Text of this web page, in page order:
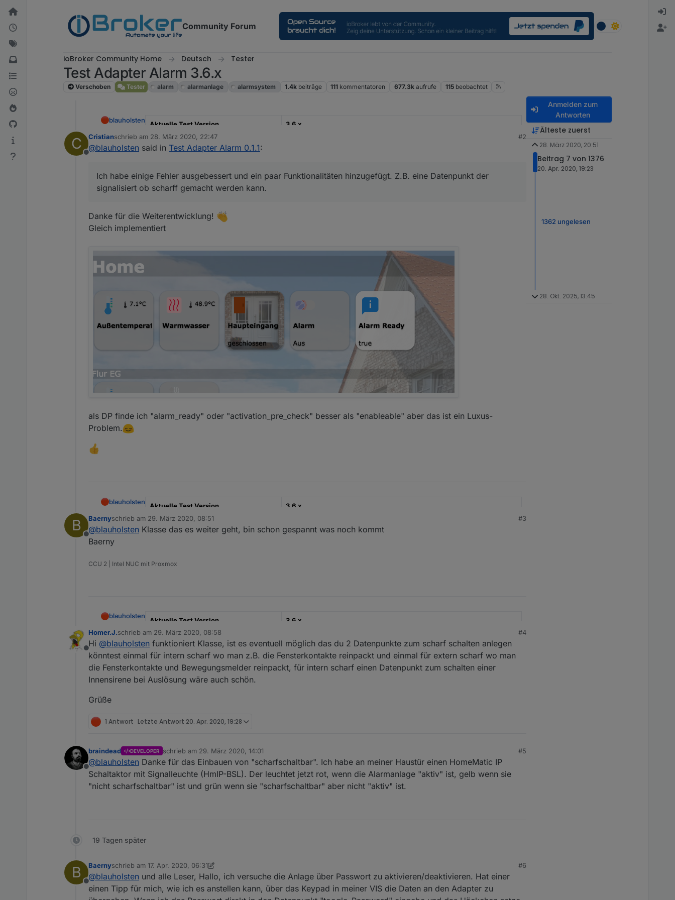
Weiter zum Inhalt
Community Forum
ioBroker Community Home Deutsch Tester
Test Adapter Alarm 3.6.x
Verschoben Tester alarm alarmanlage alarmsystem 1.4k beiträge 111 kommentatoren 677.3k aufrufe 115 beobachtet
blauholsten
Aktuelle Test Version 3.6.x
Veröffentlichungsdatum
Hier Adapter Beschreibung, Changelog etc.
C
Offline
Cristianschrieb am 28. März 2020, 22:47
zuletzt editiert von
#2
@blauholsten said in Test Adapter Alarm 0.1.1:
Ich habe einige Fehler ausgebessert und ein paar Funktionalitäten hinzugefügt. Z.B. eine Datenpunkt der
signalisiert ob scharff gemacht werden kann.
Danke für die Weiterentwicklung!
Gleich implementiert
als DP finde ich "alarm_ready" oder "activation_pre_check" besser als "enableable" aber das ist ein Luxus-
Problem.
blauholsten
Aktuelle Test Version 3.6.x
Veröffentlichungsdatum
Hier Adapter Beschreibung, Changelog etc.
B
Offline
Baernyschrieb am 29. März 2020, 08:51
zuletzt editiert von
#3
@blauholsten Klasse das es weiter geht, bin schon gespannt was noch kommt
Baerny
CCU 2 | Intel NUC mit Proxmox
blauholsten
Aktuelle Test Version 3.6.x
Veröffentlichungsdatum
Github Link https://github.com/misanorot/ioBroker.alarm
Hier Adapter Beschreibung, Changelog etc.
Offline
Homer.J.schrieb am 29. März 2020, 08:58
zuletzt editiert von
#4
Hi @blauholsten funktioniert Klasse, ist es eventuell möglich das du 2 Datenpunkte zum scharf schalten anlegen
könntest einmal für intern scharf wo man z.B. die Fensterkontakte reinpackt und einmal für extern scharf wo man
die Fensterkontakte und Bewegungsmelder reinpackt, für intern scharf einen Datenpunkt zum schalten einer
Innensirene bei Auslösung wäre auch schön.
Grüße
1 Antwort Letzte Antwort 20. Apr. 2020, 19:28
Offline
braindead DEVELOPER schrieb am 29. März 2020, 14:01
zuletzt editiert von
#5
@blauholsten Danke für das Einbauen von "scharfschaltbar". Ich habe an meiner Haustür einen HomeMatic IP
Schaltaktor mit Signalleuchte (HmIP-BSL). Der leuchtet jetzt rot, wenn die Alarmanlage "aktiv" ist, gelb wenn sie
"nicht scharfschaltbar" ist und grün wenn sie "scharfschaltbar" aber nicht "aktiv" ist.
19 Tagen später
B
Offline
Baernyschrieb am 17. Apr. 2020, 06:31
zuletzt editiert von Baerny
#6
@blauholsten und alle Leser, Hallo, ich versuche die Anlage über Passwort zu aktivieren/deaktivieren. Hat einer
einen Tipp für mich, wie ich es anstellen kann, über das Keypad in meiner VIS die Daten an den Adapter zu
Anmelden zum
Antworten
Älteste zuerst
28. März 2020, 20:51
Beitrag 7 von 1376
20. Apr. 2020, 19:23
1362 ungelesen
28. Okt. 2025, 13:45